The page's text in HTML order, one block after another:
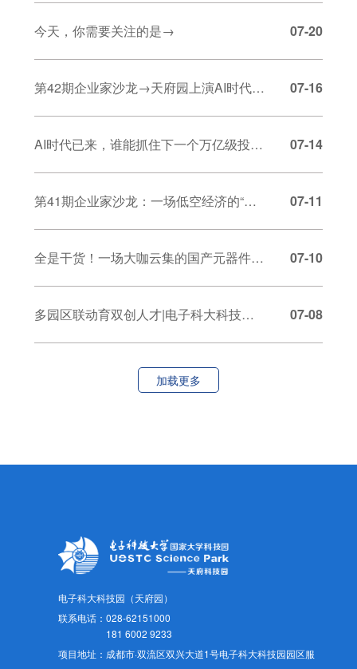
今天，你需要关注的是→ 07-20
第42期企业家沙龙→天府园上演AI时代IP与IPO的对话 07-16
AI时代已来，谁能抓住下一个万亿级投资风口？ 07-14
第41期企业家沙龙：一场低空经济的“双向奔赴”→ 07-11
全是干货！一场大咖云集的国产元器件讨论会 07-10
多园区联动育双创人才|电子科大科技园全力支撑科创营暨科创暑期学校（十四期），打通技术成果转化全链路 07-08
加载更多
电子科大科技园（天府园）
联系电话：028-62151000
181 6002 9233
项目地址：成都市·双流区双兴大道1号电子科大科技园园区服